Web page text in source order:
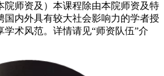
院师资及）本课程除由本院师资及特
国内外具有较大社会影响力的学者授
术风范。详情请见“师资队伍”介